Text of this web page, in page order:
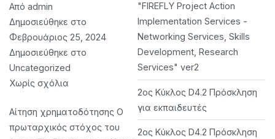
Από admin
Δημοσιεύθηκε στο
Φεβρουάριος 25, 2024
Δημοσιεύθηκε στο
Uncategorized
Χωρίς σχόλια
Αίτηση χρηματοδότησης Ο
πρωταρχικός στόχος του
"FIREFLY Project Action
Implementation Services -
Networking Services, Skills
Development, Research
Services" ver2
2ος Κύκλος D4.2 Πρόσκληση
για εκπαιδευτές
2ος Κύκλος D4.2 Πρόσκληση